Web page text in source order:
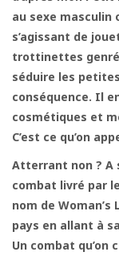
au sexe masculin
s’agissant de
trottinettes
séduire les
conséquence. Il
cosmétiques et
C’est ce qu’on
Atterrant non ? A
combat livré par
nom de Woman’s
pays en allant à
Un combat qu’on